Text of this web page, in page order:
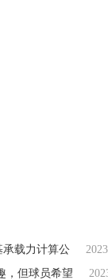
承载力计算公
，但球员希望